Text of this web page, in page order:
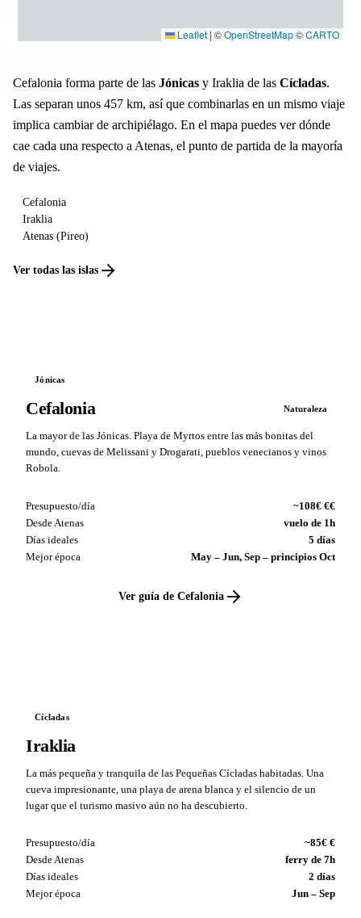
Leaflet | ©OpenStreetMap©CARTO
Cefalonia forma parte de las Jónicas y Iraklia de las Cícladas.
Las separan unos 457 km, así que combinarlas en un mismo viaje
implica cambiar de archipiélago. En el mapa puedes ver dónde
cae cada una respecto a Atenas, el punto de partida de la mayoría
de viajes.
Cefalonia
Iraklia
Atenas (Pireo)
Ver todas las islas
Jónicas
Cefalonia Naturaleza
La mayor de las Jónicas. Playa de Myrtos entre las más bonitas del
mundo, cuevas de Melissani y Drogarati, pueblos venecianos y vinos
Robola.
Presupuesto/día
~108€ €€
Desde Atenas
vuelo de 1h
Días ideales
5 días
Mejor época
May – Jun, Sep – principios Oct
Ver guía de Cefalonia
Cícladas
Iraklia
La más pequeña y tranquila de las Pequeñas Cícladas habitadas. Una
cueva impresionante, una playa de arena blanca y el silencio de un
lugar que el turismo masivo aún no ha descubierto.
Presupuesto/día
~85€ €
Desde Atenas
ferry de 7h
Días ideales
2 días
Mejor época
Jun – Sep